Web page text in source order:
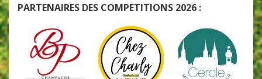
PARTENAIRES DES COMPETITIONS 2026 :